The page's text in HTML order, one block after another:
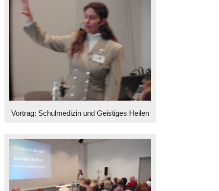
Vortrag: Schulmedizin und Geistiges Heilen